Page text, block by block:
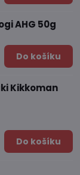
AHG 50g
Do košíku
Kikkoman
Do košíku